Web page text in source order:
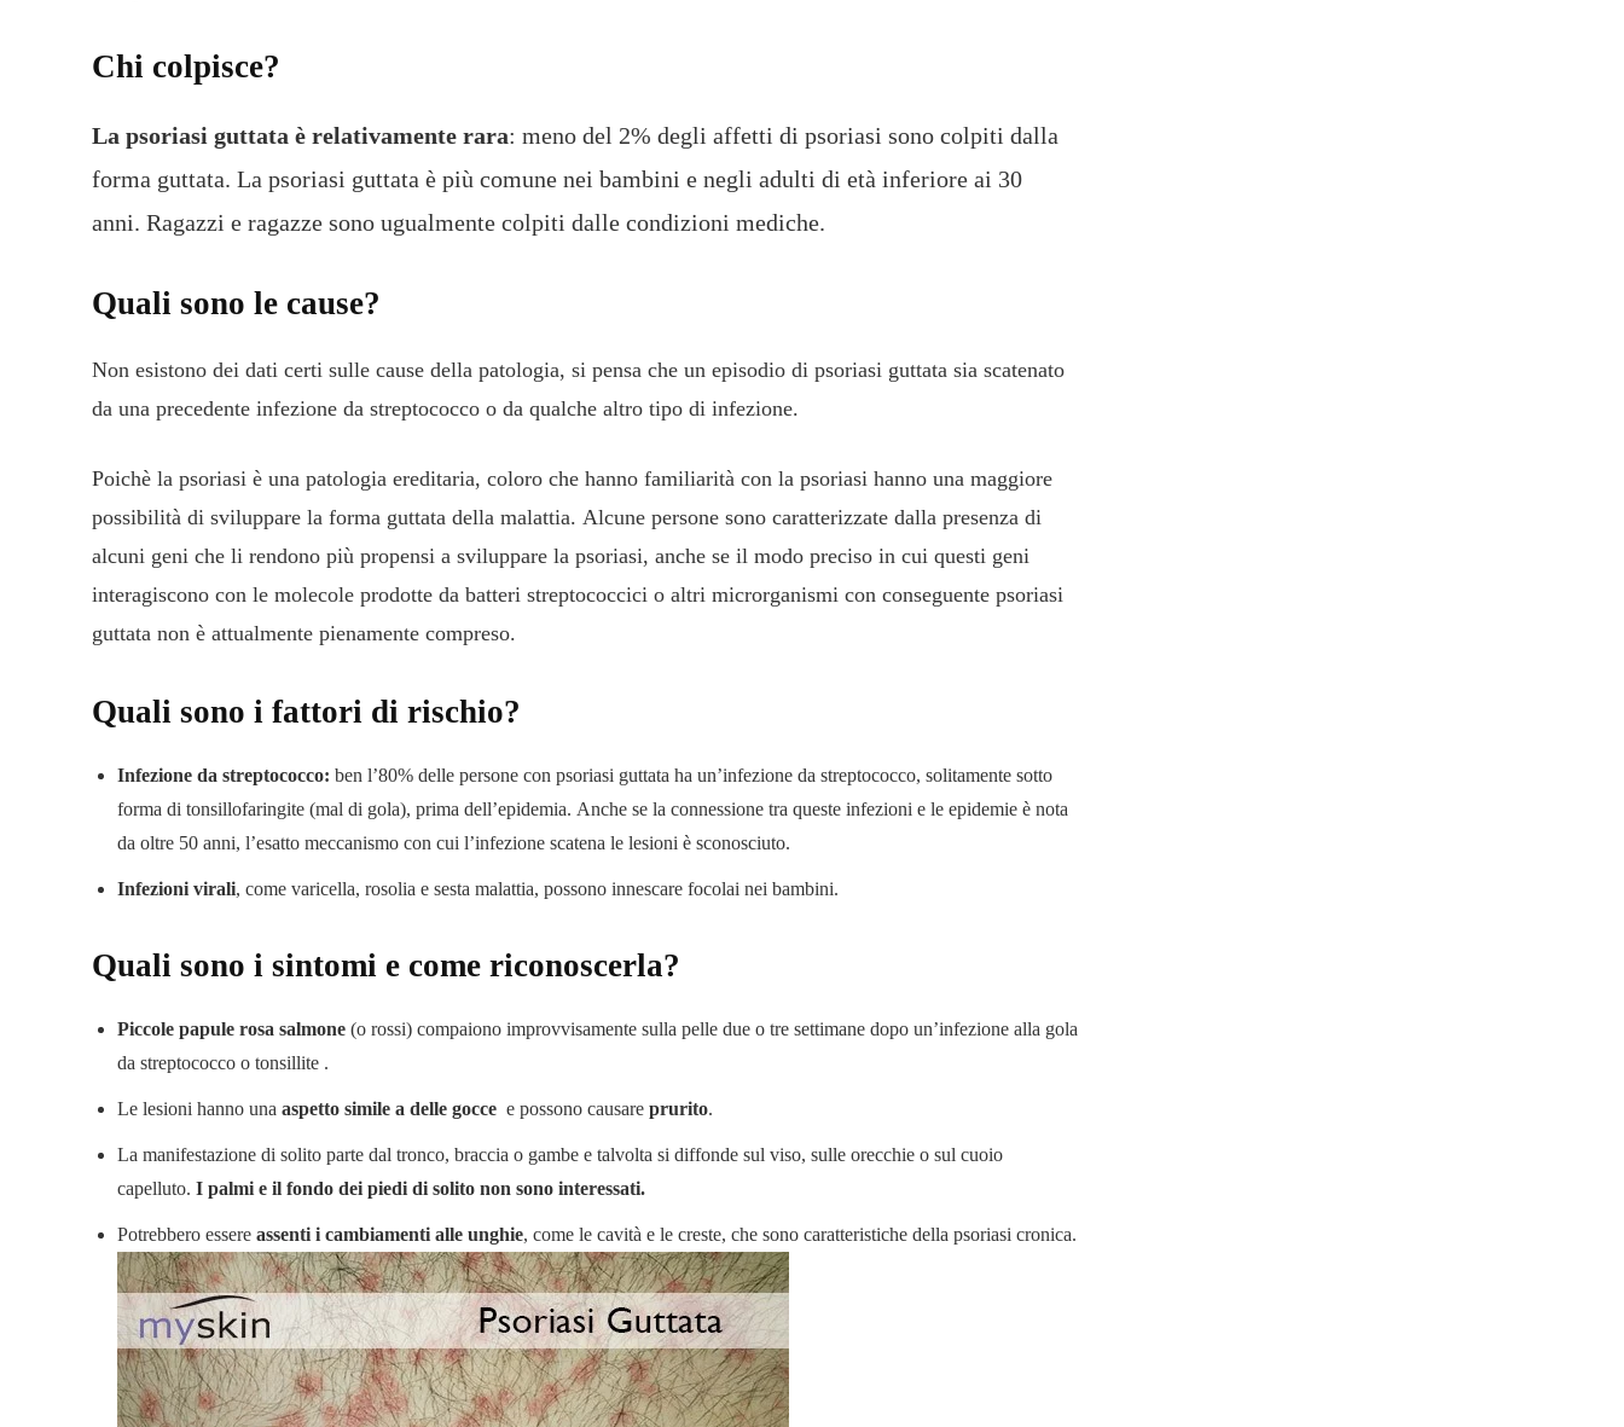
Chi colpisce?
La psoriasi guttata è relativamente rara: meno del 2% degli affetti di psoriasi sono colpiti dalla
forma guttata. La psoriasi guttata è più comune nei bambini e negli adulti di età inferiore ai 30
anni. Ragazzi e ragazze sono ugualmente colpiti dalle condizioni mediche.
Quali sono le cause?
Non esistono dei dati certi sulle cause della patologia, si pensa che un episodio di psoriasi guttata sia scatenato
da una precedente infezione da streptococco o da qualche altro tipo di infezione.
Poichè la psoriasi è una patologia ereditaria, coloro che hanno familiarità con la psoriasi hanno una maggiore
possibilità di sviluppare la forma guttata della malattia. Alcune persone sono caratterizzate dalla presenza di
alcuni geni che li rendono più propensi a sviluppare la psoriasi, anche se il modo preciso in cui questi geni
interagiscono con le molecole prodotte da batteri streptococcici o altri microrganismi con conseguente psoriasi
guttata non è attualmente pienamente compreso.
Quali sono i fattori di rischio?
Infezione da streptococco: ben l’80% delle persone con psoriasi guttata ha un’infezione da streptococco, solitamente sotto
forma di tonsillofaringite (mal di gola), prima dell’epidemia. Anche se la connessione tra queste infezioni e le epidemie è nota
da oltre 50 anni, l’esatto meccanismo con cui l’infezione scatena le lesioni è sconosciuto.
Infezioni virali, come varicella, rosolia e sesta malattia, possono innescare focolai nei bambini.
Quali sono i sintomi e come riconoscerla?
Piccole papule rosa salmone (o rossi) compaiono improvvisamente sulla pelle due o tre settimane dopo un’infezione alla gola
da streptococco o tonsillite .
Le lesioni hanno una aspetto simile a delle gocce e possono causare prurito.
La manifestazione di solito parte dal tronco, braccia o gambe e talvolta si diffonde sul viso, sulle orecchie o sul cuoio
capelluto. I palmi e il fondo dei piedi di solito non sono interessati.
Potrebbero essere assenti i cambiamenti alle unghie, come le cavità e le creste, che sono caratteristiche della psoriasi cronica.